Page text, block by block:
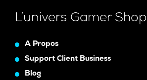
L’univers Gamer Shop
A Propos
Support Client Business
Blog